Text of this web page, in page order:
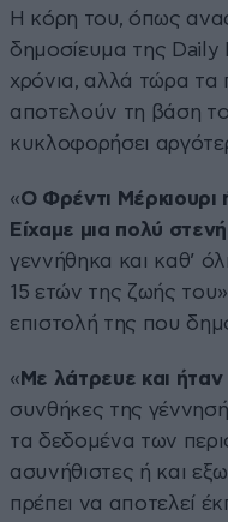
Η κόρη του, όπως
δημοσίευμα της Daily
χρόνια, αλλά τώρα τα
αποτελούν τη βάση
κυκλοφορήσει
«Ο Φρέντι Μέρκιουρι
Είχαμε μια πολύ
γεννήθηκα και καθ’
15 ετών της ζωής
επιστολή της που
« Με λάτρευε και
συνθήκες της
τα δεδομένα των
ασυνήθιστες ή και
πρέπει να αποτελεί